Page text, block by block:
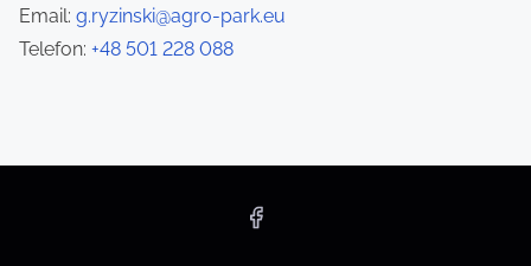
o
Email: g.ryzinski@agro-park.eu
Telefon: +48 501 228 088